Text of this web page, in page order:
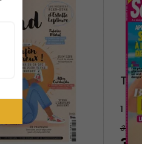
-43%
1 an
37,20 €